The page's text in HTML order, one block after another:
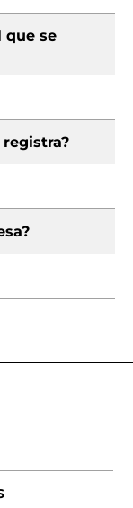
que se
registra?